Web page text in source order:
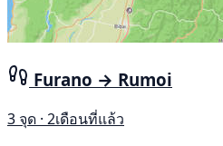
Furano → Rumoi
3 จุด · 2เดือนที่แล้ว